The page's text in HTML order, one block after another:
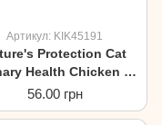
Артикул: KIK45191
Protection Cat
Health Chicken &
Cod, 100г
56.00 грн